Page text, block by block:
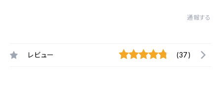
通報する
レビュー (37)